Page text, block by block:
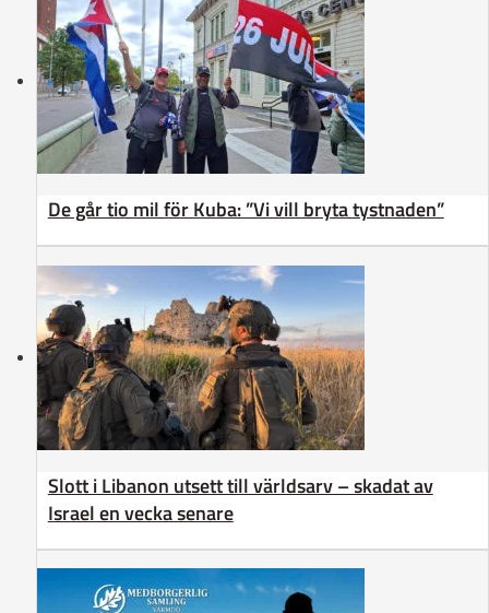
De går tio mil för Kuba: ”Vi vill bryta tystnaden”
Slott i Libanon utsett till världsarv – skadat av
Israel en vecka senare